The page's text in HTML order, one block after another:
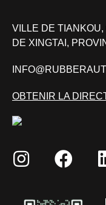
VILLE DE
DE XINGTAI,
OBTENIR LA